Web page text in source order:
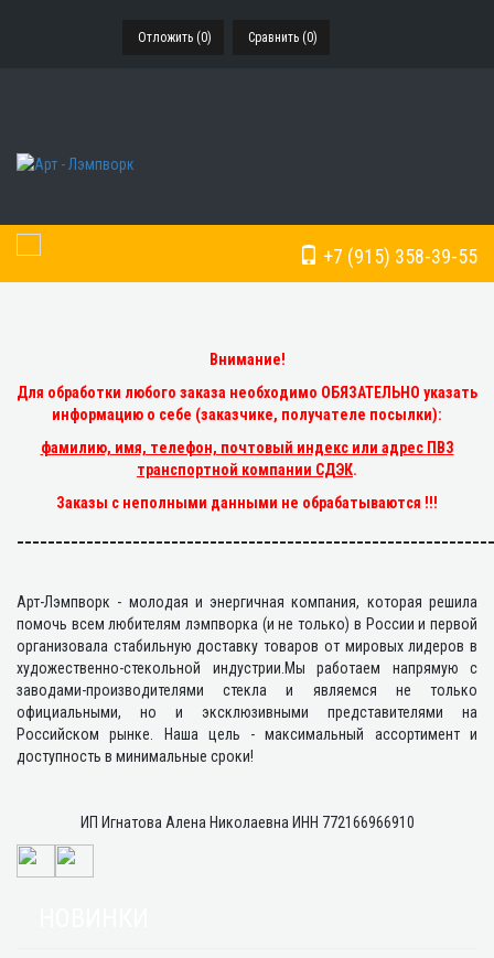
Отложить (0) Сравнить (0)
+7 (915) 358-39-55
Toggle Navigation
Внимание!
Для обработки любого заказа необходимо ОБЯЗАТЕЛЬНО указать
информацию о себе (заказчике, получателе посылки):
фамилию, имя, телефон, почтовый индекс или адрес ПВЗ
транспортной компании СДЭК.
Заказы с неполными данными не обрабатываются !!!
Арт-Лэмпворк - молодая и энергичная компания, которая решила
помочь всем любителям лэмпворка (и не только) в России и первой
организовала стабильную доставку товаров от мировых лидеров в
художественно-стекольной индустрии.Мы работаем напрямую с
заводами-производителями стекла и являемся не только
официальными, но и эксклюзивными представителями на
Российском рынке. Наша цель - максимальный ассортимент и
доступность в минимальные сроки!
ИП Игнатова Алена Николаевна ИНН 772166966910